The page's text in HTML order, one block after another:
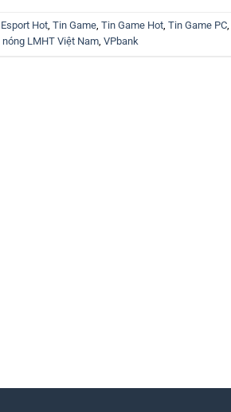
Hot, Tin Game, Tin Game Hot, Tin Game PC,
nóng LMHT Việt Nam, VPbank